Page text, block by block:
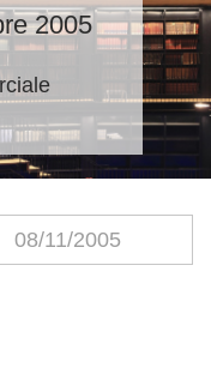
2005
08/11/2005